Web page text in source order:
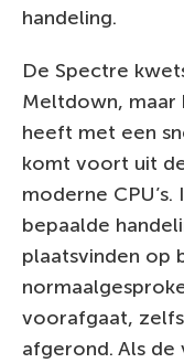
handeling.
De Spectre
Meltdown,
heeft met een
komt voort uit
moderne
bepaalde
plaatsvinden op
voorafgaat,
afgerond. Als de